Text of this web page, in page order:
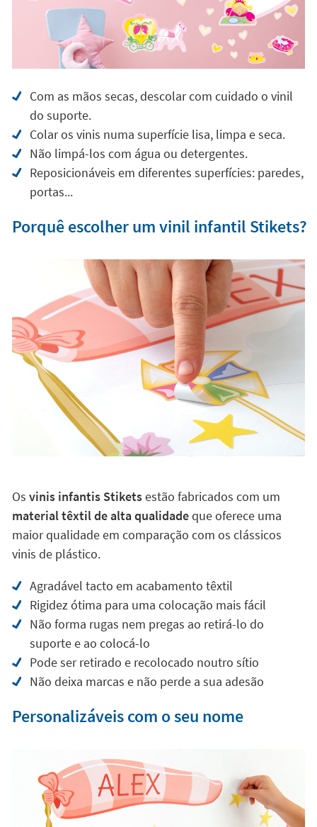
Com as mãos secas, descolar com cuidado o vinil
do suporte.
Colar os vinis numa superfície lisa, limpa e seca.
Não limpá-los com água ou detergentes.
Reposicionáveis em diferentes superfícies: paredes,
portas...
Porquê escolher um vinil infantil Stikets?
Os vinis infantis Stiketsestão fabricados com um
material têxtil de alta qualidadeque oferece uma
maior qualidade em comparação com os clássicos
vinis de plástico.
Agradável tacto em acabamento têxtil
Rigidez ótima para uma colocação mais fácil
Não forma rugas nem pregas ao retirá-lo do
suporte e ao colocá-lo
Pode ser retirado e recolocado noutro sítio
Não deixa marcas e não perde a sua adesão
Personalizáveis com o seu nome